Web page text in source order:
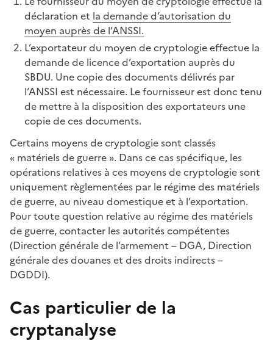
déclaration et la demande d’autorisation du
moyen auprès de l’ANSSI.
L’exportateur du moyen de cryptologie effectue la
demande de licence d’exportation auprès du
SBDU. Une copie des documents délivrés par
l’ANSSI est nécessaire. Le fournisseur est donc tenu
de mettre à la disposition des exportateurs une
copie de ces documents.
Certains moyens de cryptologie sont classés
« matériels de guerre ». Dans ce cas spécifique, les
opérations relatives à ces moyens de cryptologie sont
uniquement règlementées par le régime des matériels
de guerre, au niveau domestique et à l’exportation.
Pour toute question relative au régime des matériels
de guerre, contacter les autorités compétentes
(Direction générale de l’armement – DGA, Direction
générale des douanes et des droits indirects –
DGDDI).
Cas particulier de la
cryptanalyse